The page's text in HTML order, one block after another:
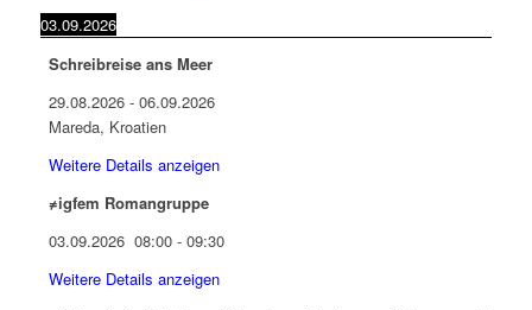
03.09.2026
Schreibreise ans Meer
29.08.2026- 06.09.2026
Mareda, Kroatien
Weitere Details anzeigen
≠igfem Romangruppe
03.09.2026 08:00- 09:30
Weitere Details anzeigen